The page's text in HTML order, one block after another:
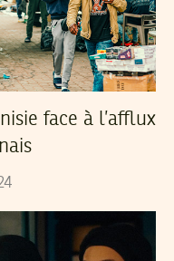
face à l’afflux